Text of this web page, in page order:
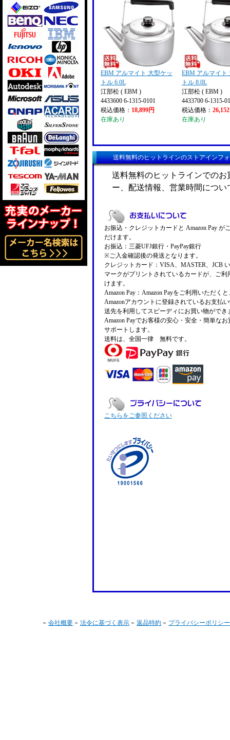
EBM アルマイト 大型ケッ
トル 6.0L
江部松 ( EBM )
4433600 6-1315-0101
税込価格： 18,899円
在庫あり
EBM アルマイト
トル 8.0L
江部松 ( EBM )
4433700 6-1315-
税込価格：
在庫あり
送料無料のヒットラインのストアインフ
送料無料のヒットラインでの
ー、配送情報、営業時間につ
お振込・クレジットカードと Amazon Pay が
だけます。
お振込：三菱UFJ銀行・PayPay銀行
※ご入金確認後の発送となります。
クレジットカード：VISA、MASTER、JCB
マークがプリントされているカードが、ご利
けます。
Amazon Pay：Amazon Payをご利用いただく
Amazonアカウントに登録されているお支払
送先を利用してスピーディにお買い物ができ
Amazon Payでお客様の安心・安全・簡単な
サポートします。
送料は、全国一律 無料です。
こちらをご参照ください
会社概要 法令に基づく表示 返品特約 プライバシーポリシー